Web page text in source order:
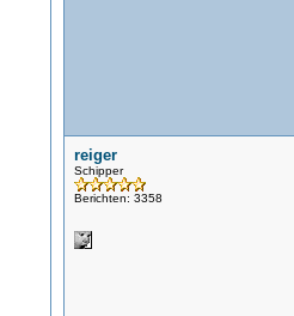
reiger
Schipper
Berichten: 3358